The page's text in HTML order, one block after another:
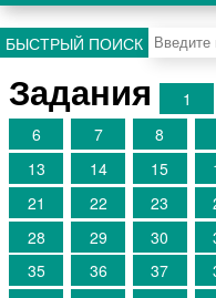
БЫСТРЫЙ ПОИСК
Задания 1
6
7 8
13
14 15
21
22 23
28
29 30
35
36 37